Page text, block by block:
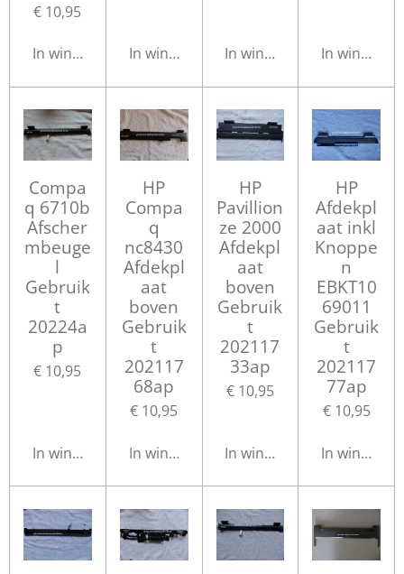
€ 10,95
In winkelwagenIn winkelwagenIn winkelwagenIn
Compa
q 6710b
Afscher
mbeuge
l
Gebruik
t
20224a
p
€ 10,95
In winkelwagen
HP
Compa
q
nc8430
Afdekpl
aat
boven
Gebruik
t
202117
68ap
€ 10,95
In winkelwagen
HP
Pavillion
ze 2000
Afdekpl
aat
boven
Gebruik
t
202117
33ap
€ 10,95
In winkelwagen
HP
Afdekpl
aat inkl
Knoppe
n
EBKT10
69011
Gebruik
t
202117
77ap
€ 10,95
In